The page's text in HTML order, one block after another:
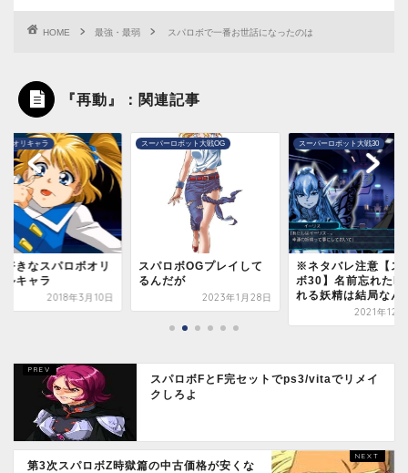
HOME 最強・最弱 スパロボで一番お世話になったのは
『再動』：関連記事
ーロボット大戦OG
ロボOGプレイして
だが
2023年1月28日
スーパーロボット大戦30
※ネタバレ注意【スパロ
ボ30】名前忘れたPPく
れる妖精は結局なんな...
2021年12月28日
スーパーロボット大戦T
【スパロボT】改め
ったけど気力MAXの
ガイガー固すぎて笑
2019年8
スパロボFとF完セットでps3/vitaでリメイ
クしろよ
第3次スパロボZ時獄篇の中古価格が安くな